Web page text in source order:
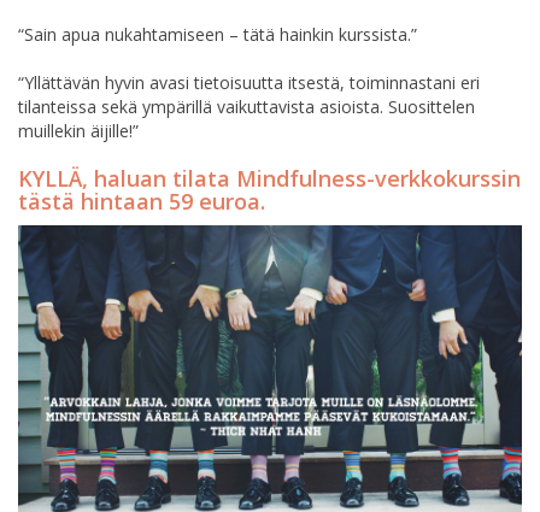
“Sain apua nukahtamiseen – tätä hainkin kurssista.”
“Yllättävän hyvin avasi tietoisuutta itsestä, toiminnastani eri
tilanteissa sekä ympärillä vaikuttavista asioista. Suosittelen
muillekin äijille!”
KYLLÄ, haluan tilata Mindfulness-verkkokurssin
tästä hintaan 59 euroa.